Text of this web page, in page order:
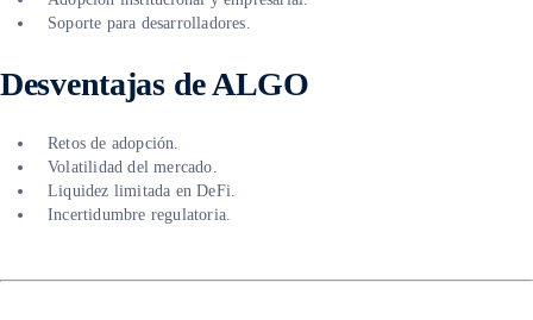
Soporte para desarrolladores.
Desventajas de ALGO
Retos de adopción.
Volatilidad del mercado.
Liquidez limitada en DeFi.
Incertidumbre regulatoria.